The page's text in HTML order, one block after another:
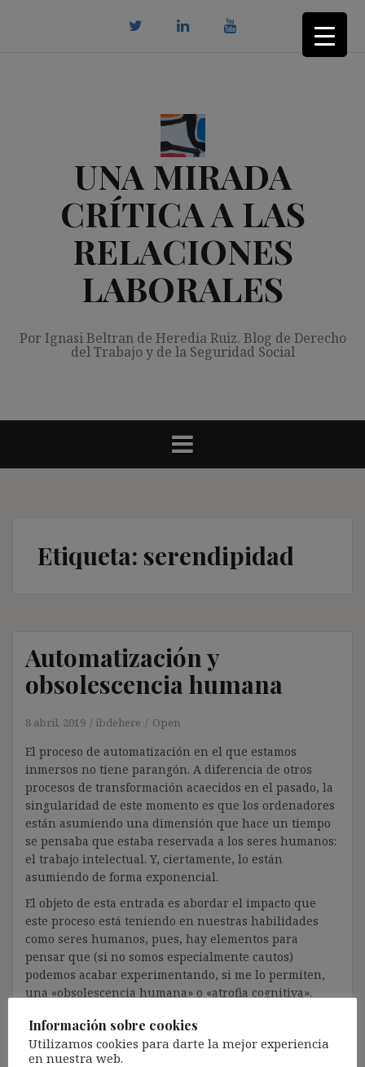
UNA MIRADA
CRÍTICA A LAS
RELACIONES
LABORALES
Por Ignasi Beltran de Heredia Ruiz. Blog de Derecho
del Trabajo y de la Seguridad Social
Etiqueta: serendipidad
Automatización y
obsolescencia humana
8 abril, 2019 ibdehere Open
El proceso de automatización en el que estamos
inmersos no tiene parangón. A diferencia de otros
procesos de transformación acaecidos en el pasado, la
singularidad de este momento es que los ordenadores
están asumiendo una dimensión que hace un tiempo
se pensaba que estaba reservada a los seres humanos:
el trabajo intelectual. Y, ciertamente, lo están
asumiendo de forma exponencial.
El objeto de esta entrada es abordar el impacto que
este proceso está teniendo en nuestras habilidades
como seres humanos, pues, hay elementos para
pensar que (si no somos especialmente cautos)
podemos acabar experimentando, si me lo permiten,
una «obsolescencia humana» o «atrofia cognitiva».
Y, ciertamente, parece que de nosotros depende que
no suceda.
Información sobre cookies
Utilizamos cookies para darte la mejor experiencia
en nuestra web.